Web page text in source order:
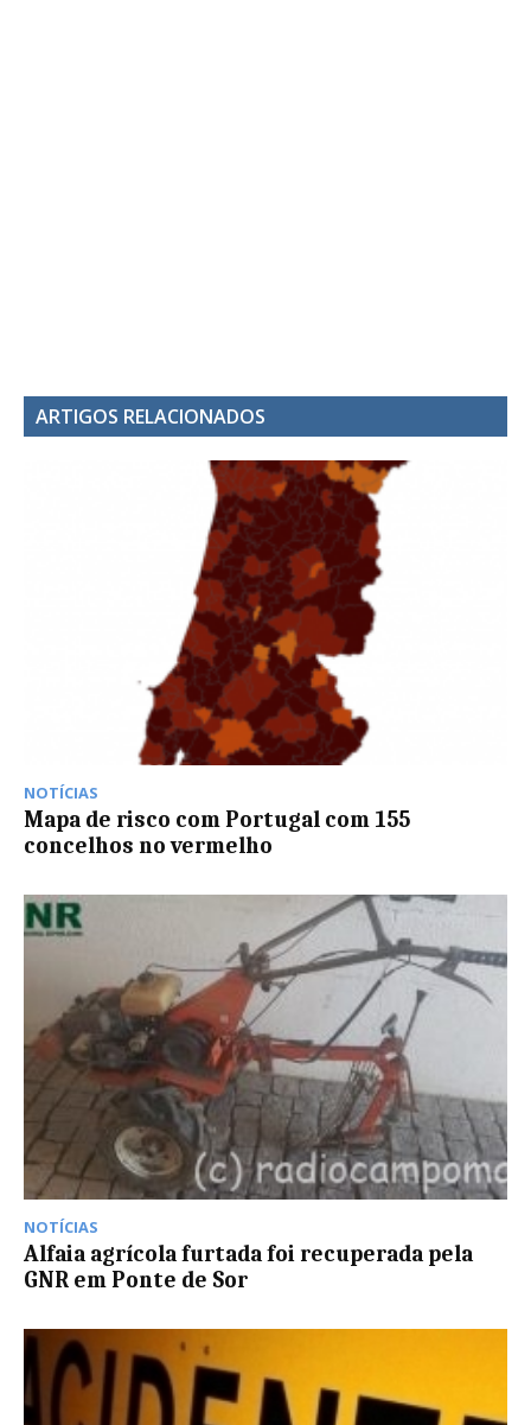
ARTIGOS RELACIONADOS
NOTÍCIAS
Mapa de risco com Portugal com 155
concelhos no vermelho
NOTÍCIAS
Alfaia agrícola furtada foi recuperada pela
GNR em Ponte de Sor